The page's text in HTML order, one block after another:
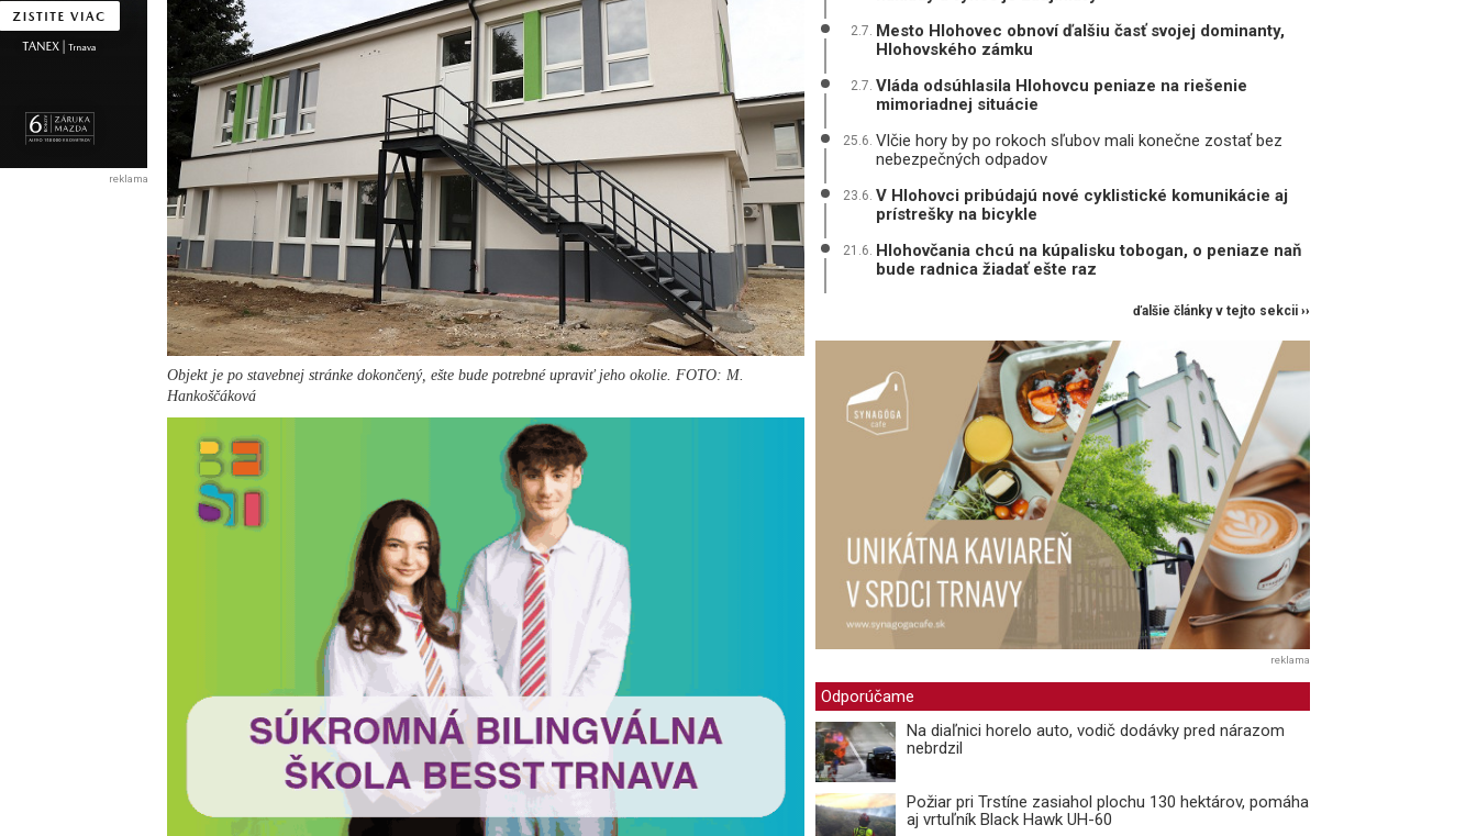
Objekt je po stavebnej stránke dokončený, ešte bude potrebné upraviť jeho okolie. FOTO: M.
Hankoščáková
2.7. Mesto Hlohovec obnoví ďalšiu časť svojej dominanty,
Hlohovského zámku
2.7. Vláda odsúhlasila Hlohovcu peniaze na riešenie
mimoriadnej situácie
25.6. Vlčie hory by po rokoch sľubov mali konečne zostať bez
nebezpečných odpadov
23.6. V Hlohovci pribúdajú nové cyklistické komunikácie aj
prístrešky na bicykle
21.6. Hlohovčania chcú na kúpalisku tobogan, o peniaze naň
bude radnica žiadať ešte raz
ďalšie články v tejto sekcii ››
reklama
Odporúčame
Na diaľnici horelo auto, vodič dodávky pred nárazom
nebrdzil
Požiar pri Trstíne zasiahol plochu 130 hektárov, pomáha
aj vrtuľník Black Hawk UH-60
reklama